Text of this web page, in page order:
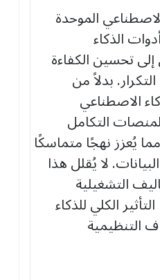
الموحدة
الذكاء
تحسين الكفاءة
بدلاً من
الاصطناعي
التكامل
يُعزز نهجًا متماسكًا
لا يُقلل هذا
التشغيلية
الكلي للذكاء
التنظيمية